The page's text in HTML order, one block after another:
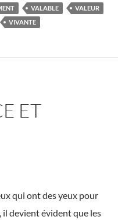
VALABLE
VALEUR
VIVANTE
ET
qui ont des yeux pour
il devient évident que les